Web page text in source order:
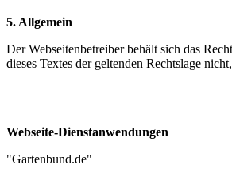
5. Allgemein
Der Webseitenbetreiber behält sich das
dieses Textes der geltenden Rechtslage
Webseite-Dienstanwendungen
"Gartenbund.de"